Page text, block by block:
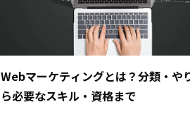
Webマーケティングとは？分類・や
ら必要なスキル・資格まで